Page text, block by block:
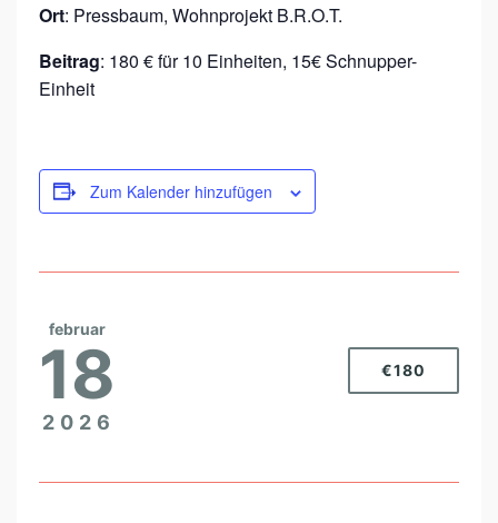
I
N
S
E
Ort: Pressbaum, Wohnprojekt B.R.O.T.
Beitrag: 180 € für 10 Einheiten, 15€ Schnupper-
Einheit
Zum Kalender hinzufügen
februar
18
2026
€180